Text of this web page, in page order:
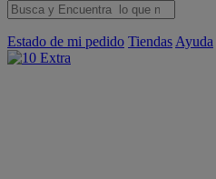
Estado de mi pedido Tiendas Ayuda